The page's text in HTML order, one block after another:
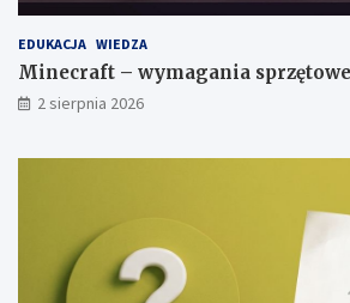
EDUKACJA WIEDZA
Minecraft – wymagania sprzętowe
2 sierpnia 2026